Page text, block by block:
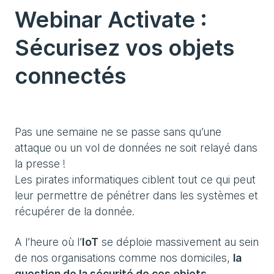
Webinar Activate :
Sécurisez vos objets
connectés
Pas une semaine ne se passe sans qu’une
attaque ou un vol de données ne soit relayé dans
la presse !
Les pirates informatiques ciblent tout ce qui peut
leur permettre de pénétrer dans les systèmes et
récupérer de la donnée.
A l’heure où l’IoT se déploie massivement au sein
de nos organisations comme nos domiciles, la